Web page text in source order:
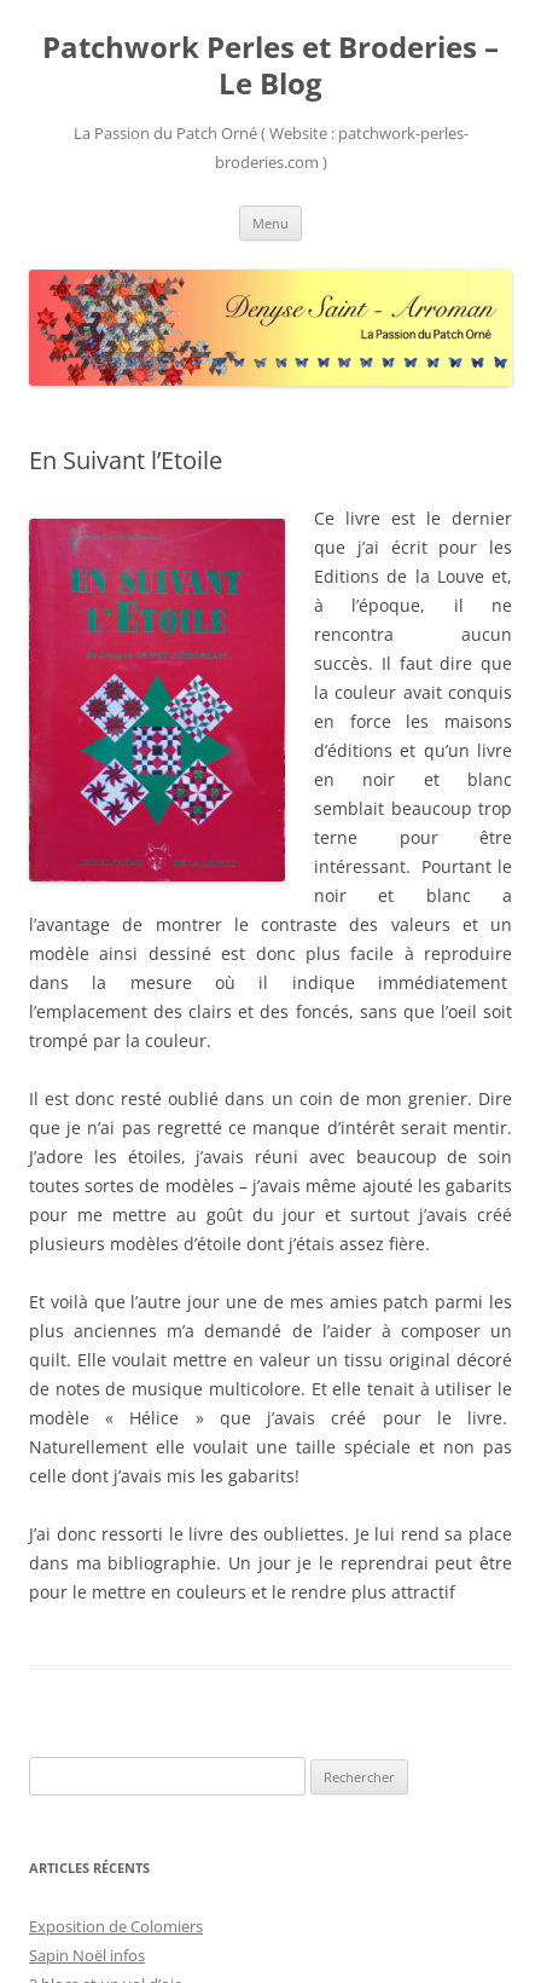
Patchwork Perles et Broderies –
Le Blog
La Passion du Patch Orné ( Website : patchwork-perles-
broderies.com )
Menu
En Suivant l’Etoile
Ce livre est le dernier
que j’ai écrit pour les
Editions de la Louve et,
à l’époque, il ne
rencontra aucun
succès. Il faut dire que
la couleur avait conquis
en force les maisons
d’éditions et qu’un livre
en noir et blanc
semblait beaucoup trop
terne pour être
intéressant. Pourtant le
noir et blanc a
l’avantage de montrer le contraste des valeurs et un
modèle ainsi dessiné est donc plus facile à reproduire
dans la mesure où il indique immédiatement
l’emplacement des clairs et des foncés, sans que l’oeil soit
trompé par la couleur.
Il est donc resté oublié dans un coin de mon grenier. Dire
que je n’ai pas regretté ce manque d’intérêt serait mentir.
J’adore les étoiles, j’avais réuni avec beaucoup de soin
toutes sortes de modèles – j’avais même ajouté les gabarits
pour me mettre au goût du jour et surtout j’avais créé
plusieurs modèles d’étoile dont j’étais assez fière.
Et voilà que l’autre jour une de mes amies patch parmi les
plus anciennes m’a demandé de l’aider à composer un
quilt. Elle voulait mettre en valeur un tissu original décoré
de notes de musique multicolore. Et elle tenait à utiliser le
modèle « Hélice » que j’avais créé pour le livre.
Naturellement elle voulait une taille spéciale et non pas
celle dont j’avais mis les gabarits!
J’ai donc ressorti le livre des oubliettes. Je lui rend sa place
dans ma bibliographie. Un jour je le reprendrai peut être
pour le mettre en couleurs et le rendre plus attractif
ARTICLES RÉCENTS
Exposition de Colomiers
Sapin Noël infos